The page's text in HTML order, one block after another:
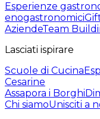
Esperienze
enogastronomici
AziendeTeam
Lasciati ispirare
Scuole di Cucina
Cesarine
Assapora i Borghi
Chi siamoUnisciti a